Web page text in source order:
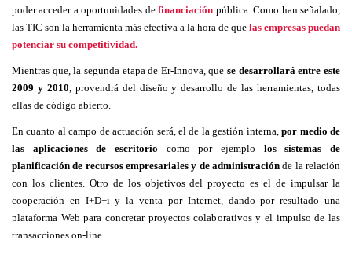
poder acceder a oportunidades definanciación pública. Como han señalado,
las TIC son la herramienta más efectiva a la hora de que las empresas puedan
potenciar su competitividad.
Mientras que, la segunda etapa de Er-Innova, quese desarrollará entre este
2009 y 2010, provendrá del diseño y desarrollo de las herramientas, todas
ellas de código abierto.
En cuanto al campo de actuación será, el de la gestión interna,por medio de
las aplicaciones de escritorio como por ejemplo los sistemas de
planificación de recursos empresariales y de administración de la relación
con los clientes. Otro de los objetivos del proyecto es el de impulsar la
cooperación en I+D+i y la venta por Internet, dando por resultado una
plataforma Web para concretar proyectos colaborativos y el impulso de las
transacciones on-line.